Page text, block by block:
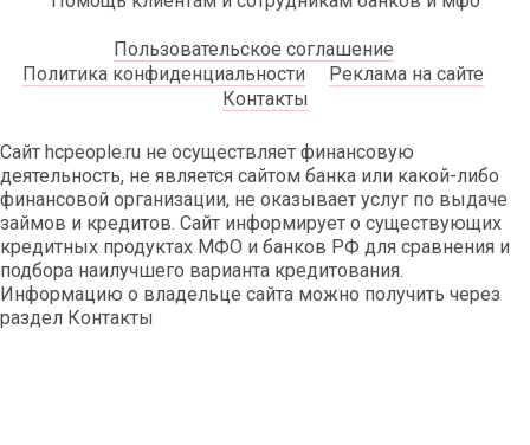
Пользовательское соглашение
Политика конфиденциальности
Реклама на сайте
Контакты
Сайт hcpeople.ru не осуществляет финансовую
деятельность, не является сайтом банка или какой-либо
финансовой организации, не оказывает услуг по выдаче
займов и кредитов. Сайт информирует о существующих
кредитных продуктах МФО и банков РФ для сравнения и
подбора наилучшего варианта кредитования.
Информацию о владельце сайта можно получить через
раздел Контакты